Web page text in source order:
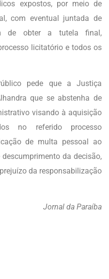
expostos, por meio de
com eventual juntada de
de obter a tutela final,
licitatório e todos os
pede que a Justiça
que se abstenha de
visando à aquisição
no referido processo
de multa pessoal ao
da decisão,
da responsabilização
Jornal da Paraíba